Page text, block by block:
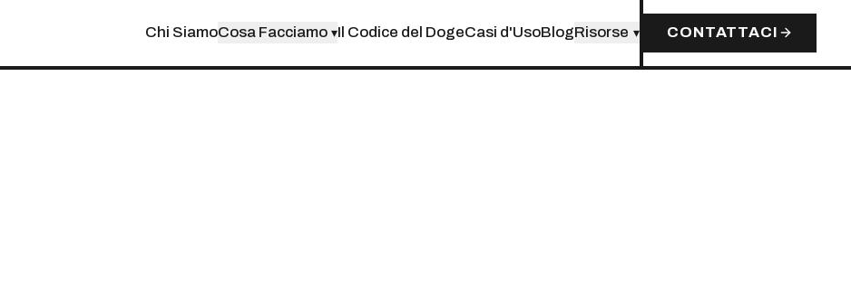
Chi SiamoCosa Facciamo ▾Il Codice del DogeCasi d'UsoBlogRisorse ▾ CONTATTACI